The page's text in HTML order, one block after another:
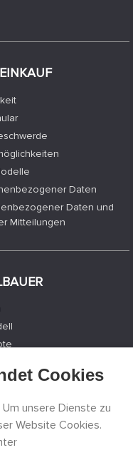
Daten
Daten und
Mitteilungen
Cookies
unsere Dienste zu
Website Cookies.